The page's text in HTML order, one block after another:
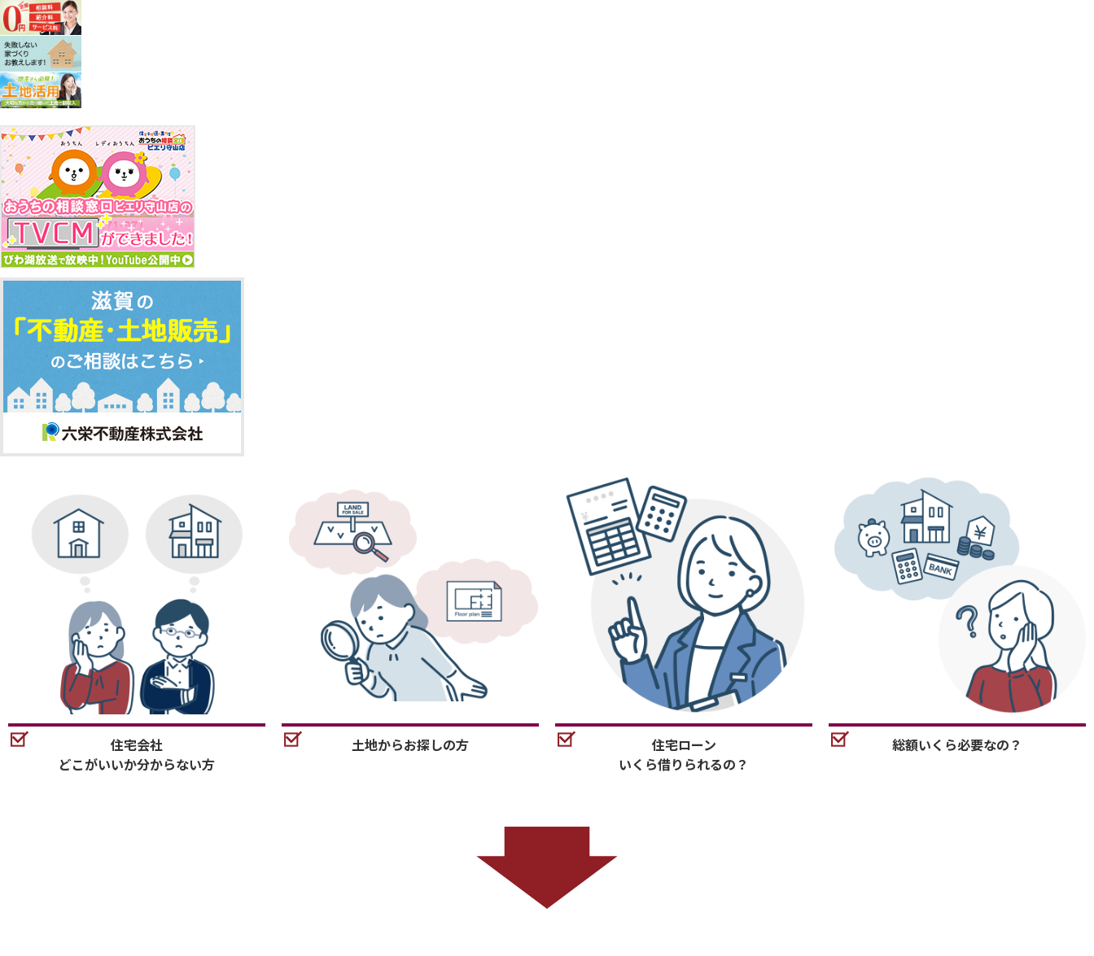
住宅会社
どこがいいか分からない方
土地からお探しの方
住宅ローン
いくら借りられるの？
総額いくら必要なの？